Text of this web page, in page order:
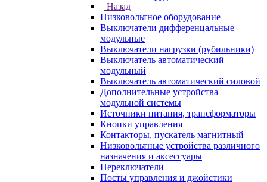
Назад
Низковольтное оборудование
Выключатели дифференцальные
модульные
Выключатели нагрузки (рубильники)
Выключатель автоматический
модульный
Выключатель автоматический силовой
Дополнительные устройства
модульной системы
Источники питания, трансформаторы
Кнопки управления
Контакторы, пускатель магнитный
Низковольтные устройства различного
назначения и аксессуары
Переключатели
Посты управления и джойстики